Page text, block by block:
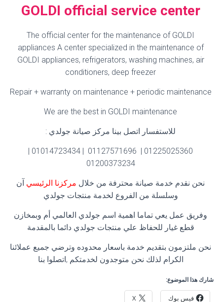
GOLDI official service center
The official center for the maintenance of GOLDI
appliances A center specialized in the maintenance of
GOLDI appliances, refrigerators, washing machines, air
conditioners, deep freezer
Repair + warranty on maintenance + periodic maintenance
We are the best in GOLDI maintenance
للاستفسار اتصل بينا مركز صيانة جولدي :
01225025360 | 01127571696 | 01014723434 |
01200373234
نحن نقدم خدمة صيانة محترفة من خلال مركزنا الرئيسي آن
وسلسلة من الفروع لخدمة منتجات جولدي
وفريق عمل يعي تماما اهمية اسم جولدي العالمي أم وبمخازن
قطع غيار للحفاظ علي منتجات جولدي دائما بالمقدمة
نحن ملتزمون بتقديم خدمة باسعار محدوده وترضي جميع عملائنا
الكرام لذلك نحن متوجدون لخدمتكم ,اتصلوا بنا
شارك هذا الموضوع:
فيس بوك X